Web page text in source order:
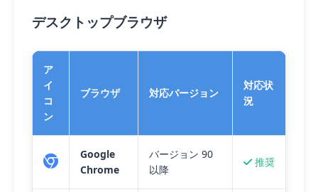
デスクトップブラウザ
ア
イ
コ
ン
ブラウザ 対応バージョン
対応状
況
Google
Chrome
バージョン 90
以降
推奨